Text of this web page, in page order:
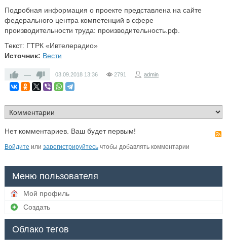
Подробная информация о проекте представлена на сайте
федерального центра компетенций в сфере
производительности труда: производительность.рф.
Текст: ГТРК «Ивтелерадио»
Источник: Вести
— 03.09.2018 13:36 2791 admin
Нет комментариев. Ваш будет первым!
Войдите или зарегистрируйтесьчтобы добавлять комментарии
Меню пользователя
Мой профиль
Создать
Облако тегов